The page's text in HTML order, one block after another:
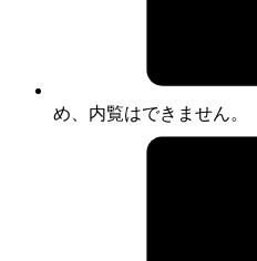
め、内覧はできません。